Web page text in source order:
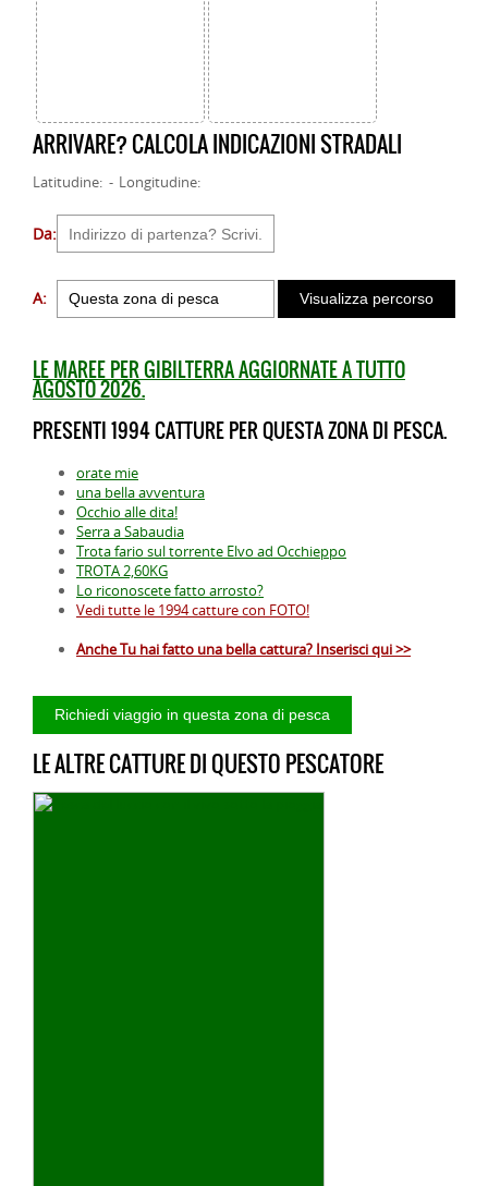
ARRIVARE? CALCOLA INDICAZIONI STRADALI
Latitudine: - Longitudine:
Da:
A:
LE MAREE PER GIBILTERRA AGGIORNATE A TUTTO
AGOSTO 2026.
PRESENTI 1994 CATTURE PER QUESTA ZONA DI PESCA.
orate mie
una bella avventura
Occhio alle dita!
Serra a Sabaudia
Trota fario sul torrente Elvo ad Occhieppo
TROTA 2,60KG
Lo riconoscete fatto arrosto?
Vedi tutte le 1994 catture con FOTO!
Anche Tu hai fatto una bella cattura? Inserisci qui >>
LE ALTRE CATTURE DI QUESTO PESCATORE